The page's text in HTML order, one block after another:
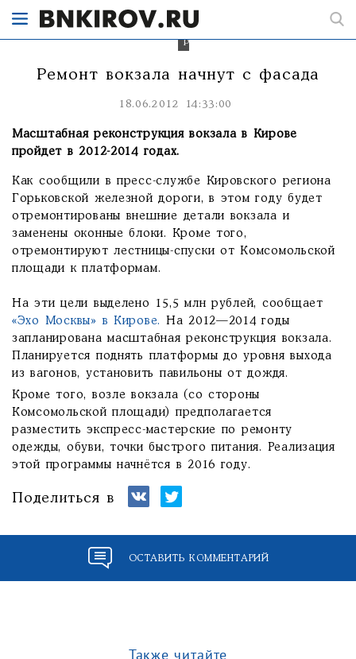
млн
рублей.
Ремонт вокзала начнут с фасада
18.06.2012 14:33:00
Масштабная реконструкция вокзала в Кирове
пройдет в 2012-2014 годах.
Как сообщили в пресс-службе Кировского региона
Горьковской железной дороги, в этом году будет
отремонтированы внешние детали вокзала и
заменены оконные блоки. Кроме того,
отремонтируют лестницы-спуски от Комсомольской
площади к платформам.
На эти цели выделено 15,5 млн рублей, сообщает
«Эхо Москвы» в Кирове.
На 2012—2014 годы
запланирована масштабная реконструкция вокзала.
Планируется поднять платформы до уровня выхода
из вагонов, установить павильоны от дождя.
Кроме того, возле вокзала (со стороны
Комсомольской площади) предполагается
разместить экспресс-мастерские по ремонту
одежды, обуви, точки быстрого питания. Реализация
этой программы начнётся в 2016 году.
Поделиться в
ОСТАВИТЬ КОММЕНТАРИЙ
Также читайте